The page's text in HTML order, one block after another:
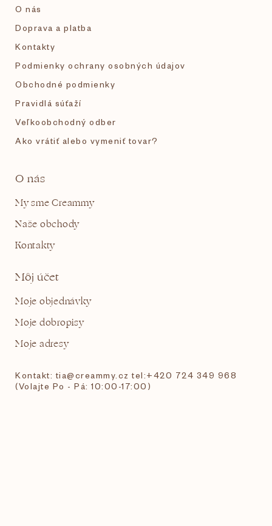
O nás
Doprava a platba
Kontakty
Podmienky ochrany osobných údajov
Obchodné podmienky
Pravidlá súťaží
Veľkoobchodný odber
Ako vrátiť alebo vymeniť tovar?
O nás
My sme Creammy
Naše obchody
Kontakty
Môj účet
Moje objednávky
Moje dobropisy
Moje adresy
Kontakt: tia@creammy.cz tel:+420 724 349 968
(Volajte Po - Pá: 10:00-17:00)